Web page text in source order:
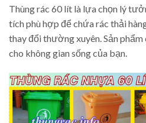
Thùng rác 60 lít là lựa chọn lý
tích phù hợp để chứa rác thải
thay đổi thường xuyên. Sản
cho không gian sống của bạn.